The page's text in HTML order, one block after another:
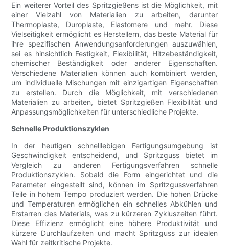
Ein weiterer Vorteil des Spritzgießens ist die Möglichkeit, mit
einer Vielzahl von Materialien zu arbeiten, darunter
Thermoplaste, Duroplaste, Elastomere und mehr. Diese
Vielseitigkeit ermöglicht es Herstellern, das beste Material für
ihre spezifischen Anwendungsanforderungen auszuwählen,
sei es hinsichtlich Festigkeit, Flexibilität, Hitzebeständigkeit,
chemischer Beständigkeit oder anderer Eigenschaften.
Verschiedene Materialien können auch kombiniert werden,
um individuelle Mischungen mit einzigartigen Eigenschaften
zu erstellen. Durch die Möglichkeit, mit verschiedenen
Materialien zu arbeiten, bietet Spritzgießen Flexibilität und
Anpassungsmöglichkeiten für unterschiedliche Projekte.
Schnelle Produktionszyklen
In der heutigen schnelllebigen Fertigungsumgebung ist
Geschwindigkeit entscheidend, und Spritzguss bietet im
Vergleich zu anderen Fertigungsverfahren schnelle
Produktionszyklen. Sobald die Form eingerichtet und die
Parameter eingestellt sind, können im Spritzgussverfahren
Teile in hohem Tempo produziert werden. Die hohen Drücke
und Temperaturen ermöglichen ein schnelles Abkühlen und
Erstarren des Materials, was zu kürzeren Zykluszeiten führt.
Diese Effizienz ermöglicht eine höhere Produktivität und
kürzere Durchlaufzeiten und macht Spritzguss zur idealen
Wahl für zeitkritische Projekte.